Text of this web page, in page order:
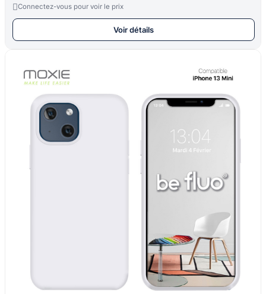
Connectez-vous pour voir le prix
Voir détails